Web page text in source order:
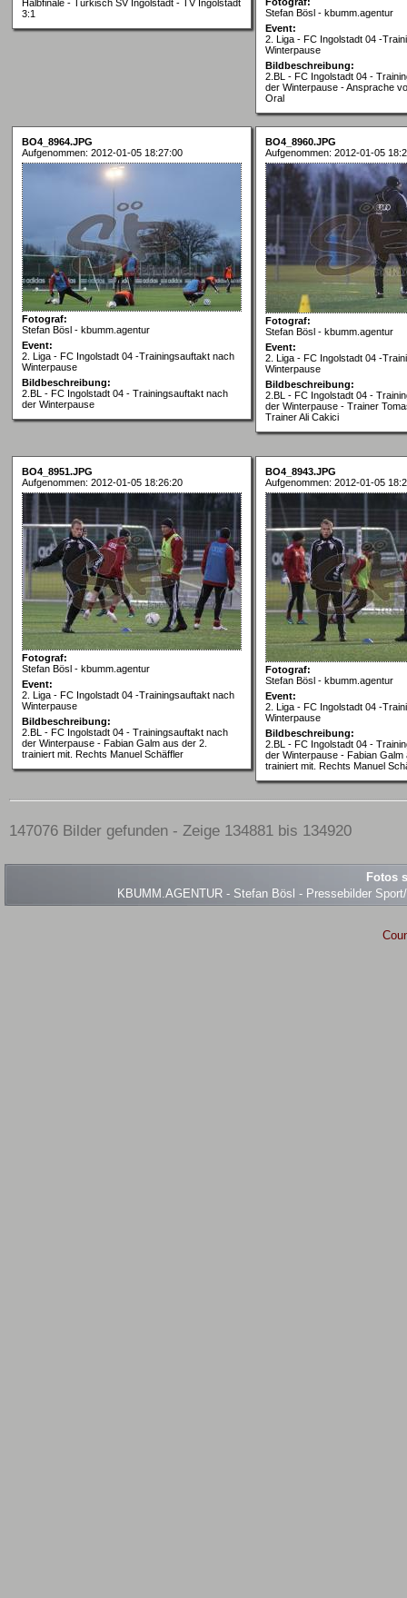
Halbfinale - Türkisch SV Ingolstadt - TV Ingolstadt
3:1
Stefan Bösl - kbumm.agentur
Event:
2. Liga - FC Ingolstadt 04 -
Winterpause
Bildbeschreibung:
2.BL - FC Ingolstadt 04 -
der Winterpause - Ansprache
Oral
BO4_8964.JPG
Aufgenommen: 2012-01-05 18:27:00
Fotograf:
Stefan Bösl - kbumm.agentur
Event:
2. Liga - FC Ingolstadt 04 -Trainingsauftakt nach
Winterpause
Bildbeschreibung:
2.BL - FC Ingolstadt 04 - Trainingsauftakt nach
der Winterpause
BO4_8960.JPG
Aufgenommen: 2012-01-05
Fotograf:
Stefan Bösl - kbumm.agentur
Event:
2. Liga - FC Ingolstadt 04 -
Winterpause
Bildbeschreibung:
2.BL - FC Ingolstadt 04 -
der Winterpause - Trainer
Trainer Ali Cakici
BO4_8951.JPG
Aufgenommen: 2012-01-05 18:26:20
Fotograf:
Stefan Bösl - kbumm.agentur
Event:
2. Liga - FC Ingolstadt 04 -Trainingsauftakt nach
Winterpause
Bildbeschreibung:
2.BL - FC Ingolstadt 04 - Trainingsauftakt nach
der Winterpause - Fabian Galm aus der 2.
trainiert mit. Rechts Manuel Schäffler
BO4_8943.JPG
Aufgenommen: 2012-01-05
Fotograf:
Stefan Bösl - kbumm.agentur
Event:
2. Liga - FC Ingolstadt 04 -
Winterpause
Bildbeschreibung:
2.BL - FC Ingolstadt 04 -
der Winterpause - Fabian Galm
trainiert mit. Rechts Manuel
147076 Bilder gefunden - Zeige 134881 bis 134920
Fotos
KBUMM.AGENTUR - Stefan Bösl - Pressebilder